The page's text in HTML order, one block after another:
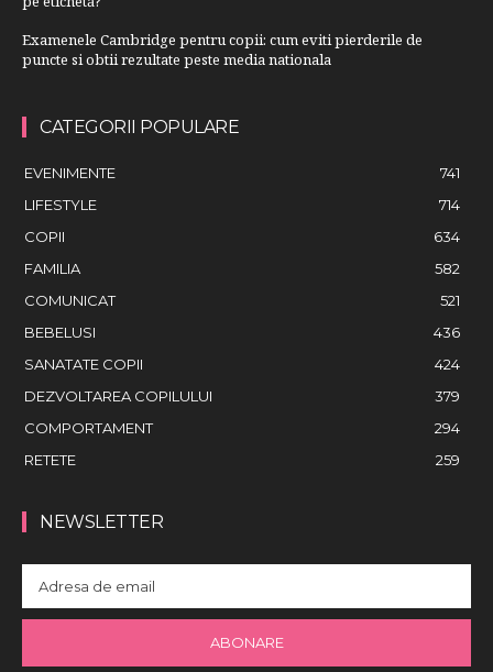
Examenele Cambridge pentru copii: cum eviti pierderile de
puncte si obtii rezultate peste media nationala
CATEGORII POPULARE
EVENIMENTE
741
LIFESTYLE
714
COPII
634
FAMILIA
582
COMUNICAT
521
BEBELUSI
436
SANATATE COPII
424
DEZVOLTAREA COPILULUI
379
COMPORTAMENT
294
RETETE
259
NEWSLETTER
ABONARE